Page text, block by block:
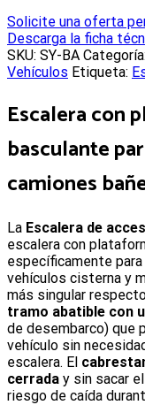
Solicite una oferta
Descarga la ficha
SKU: SY-BA Categoría:
Vehículos Etiqueta:
Escalera con
basculante
camiones
La Escalera de
escalera con
específicamente
vehículos cisterna y
más singular
tramo abatible con
de desembarco) que
vehículo sin
escalera. El
cerrada y sin sacar
riesgo de caída